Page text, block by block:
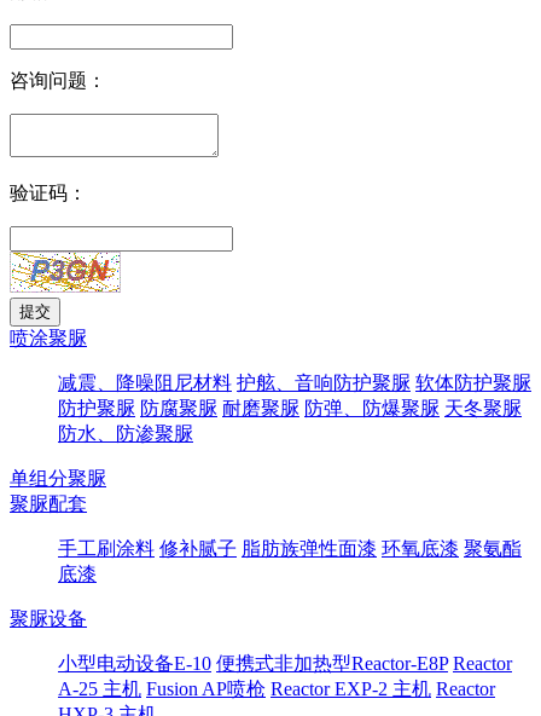
咨询问题：
验证码：
喷涂聚脲
减震、降噪阻尼材料 护舷、音响防护聚脲 软体防护聚脲
防护聚脲 防腐聚脲 耐磨聚脲 防弹、防爆聚脲 天冬聚脲
防水、防渗聚脲
单组分聚脲
聚脲配套
手工刷涂料 修补腻子 脂肪族弹性面漆 环氧底漆 聚氨酯
底漆
聚脲设备
小型电动设备E-10 便携式非加热型Reactor-E8P Reactor
A-25 主机 Fusion AP喷枪 Reactor EXP-2 主机 Reactor